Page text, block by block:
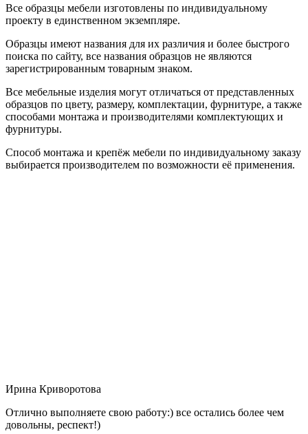
Все образцы мебели изготовлены по индивидуальному
проекту в единственном экземпляре.
Образцы имеют названия для их различия и более быстрого
поиска по сайту, все названия образцов не являются
зарегистрированным товарным знаком.
Все мебельные изделия могут отличаться от представленных
образцов по цвету, размеру, комплектации, фурнитуре, а также
способами монтажа и производителями комплектующих и
фурнитуры.
Способ монтажа и крепёж мебели по индивидуальному заказу
выбирается производителем по возможности её применения.
Ирина Криворотова
Отлично выполняете свою работу:) все остались более чем
довольны, респект!)